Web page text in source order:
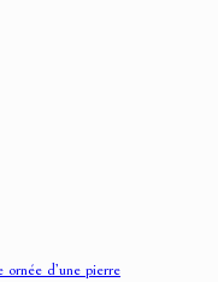
d’une pierre